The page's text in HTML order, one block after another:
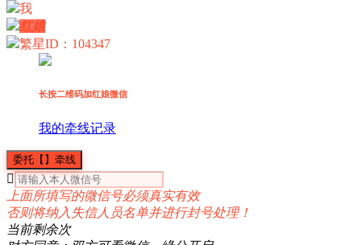
我
红娘
繁星ID：104347
长按二维码加红娘微信
我的牵线记录
委托【】牵线

上面所填写的微信号必须真实有效
否则将纳入失信人员名单并进行封号处理！
当前剩余次